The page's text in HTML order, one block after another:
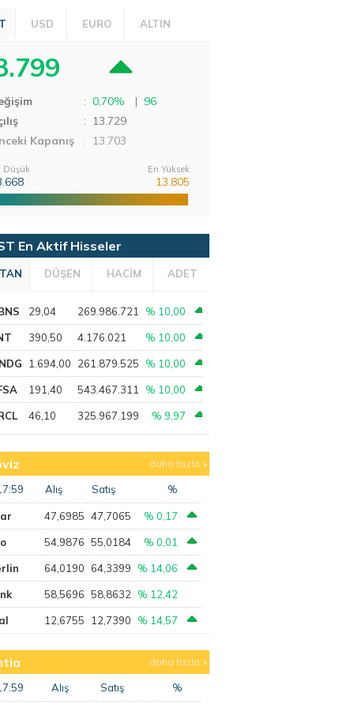
USD EURO ALTIN
: 0,70% | 96
: 13.729
Kapanış
: 13.703
Düşük En Yüksek
13.805
En Aktif Hisseler
DÜŞEN HACİM ADET
29,04 269.986.721 % 10,00
390,50 4.176.021 % 10,00
1.694,00 261.879.525 % 10,00
191,40 543.467.311 % 10,00
46,10 325.967.199 % 9,97
daha fazla
Alış Satış %
47,6985 47,7065 % 0,17
54,9876 55,0184 % 0,01
64,0190 64,3399 % 14,06
58,5696 58,8632 % 12,42
12,6755 12,7390 % 14,57
daha fazla
Alış Satış %